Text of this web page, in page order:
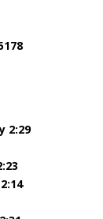
2:29